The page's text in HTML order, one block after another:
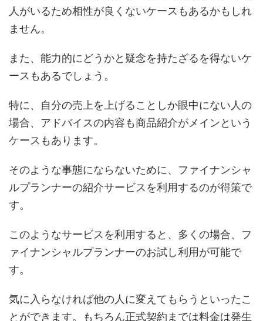
人がいるため相性が良くないケースもあるかもしれ
ません。
また、能力的にどうかと疑念を持たざるを得ないケ
ースもあるでしょう。
特に、自分の売上を上げることしか眼中にない人の
場合、アドバイスの内容も商品紹介がメインという
ケースもあります。
そのような事態にならないために、ファイナンシャ
ルプランナーの紹介サービスを利用するのが得策で
す。
このようなサービスを利用すると、多くの場合、フ
ァイナンシャルプランナーのお試し利用が可能で
す。
気に入らなければ他の人に変えてもらうといったこ
とができます。もちろん正式契約までは料金は発生